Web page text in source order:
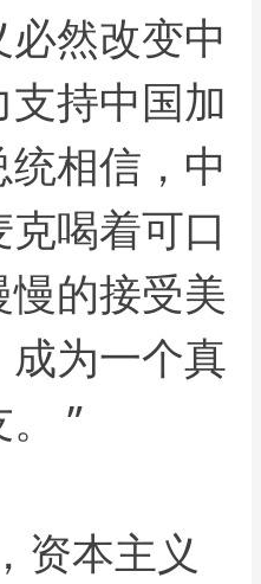
然改变中
持中国加
相信，中
喝着可口
的接受美
为一个真
”
资本主义